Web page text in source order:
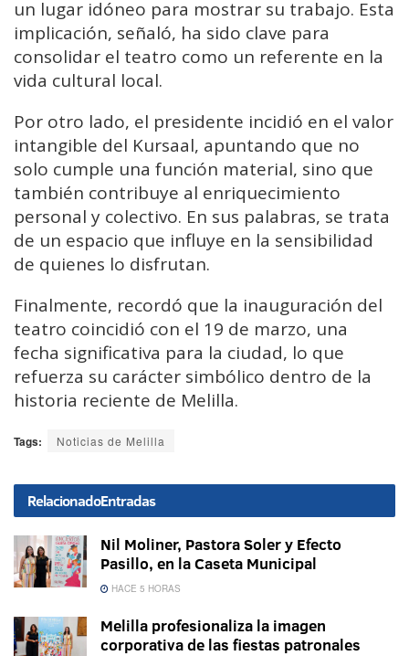
un lugar idóneo para mostrar su trabajo. Esta
implicación, señaló, ha sido clave para
consolidar el teatro como un referente en la
vida cultural local.
Por otro lado, el presidente incidió en el valor
intangible del Kursaal, apuntando que no
solo cumple una función material, sino que
también contribuye al enriquecimiento
personal y colectivo. En sus palabras, se trata
de un espacio que influye en la sensibilidad
de quienes lo disfrutan.
Finalmente, recordó que la inauguración del
teatro coincidió con el 19 de marzo, una
fecha significativa para la ciudad, lo que
refuerza su carácter simbólico dentro de la
historia reciente de Melilla.
Tags: Noticias de Melilla
RelacionadoEntradas
Nil Moliner, Pastora Soler y Efecto
Pasillo, en la Caseta Municipal
HACE 5 HORAS
Melilla profesionaliza la imagen
corporativa de las fiestas patronales